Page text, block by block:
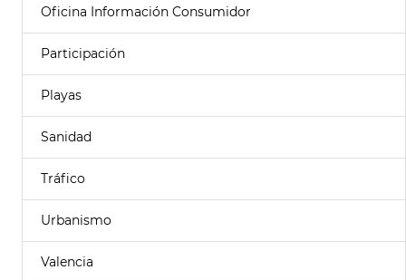
Oficina Información Consumidor
Participación
Playas
Sanidad
Tráfico
Urbanismo
Valencia